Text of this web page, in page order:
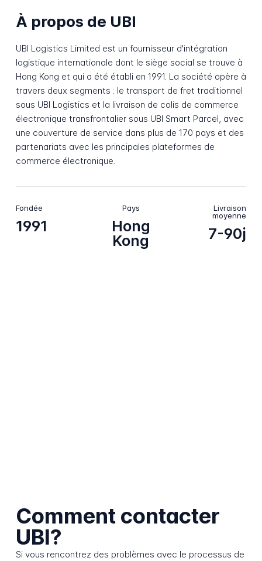
À propos de UBI
UBI Logistics Limited est un fournisseur d'intégration
logistique internationale dont le siège social se trouve à
Hong Kong et qui a été établi en 1991. La société opère à
travers deux segments : le transport de fret traditionnel
sous UBI Logistics et la livraison de colis de commerce
électronique transfrontalier sous UBI Smart Parcel, avec
une couverture de service dans plus de 170 pays et des
partenariats avec les principales plateformes de
commerce électronique.
Fondée
1991
Pays
Hong
Kong
Livraison
moyenne
7-90j
Comment contacter
UBI?
Si vous rencontrez des problèmes avec le processus de